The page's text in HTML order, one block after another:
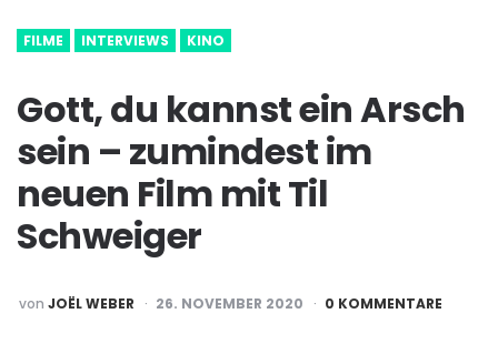
FILME INTERVIEWS KINO
Gott, du kannst ein Arsch
sein – zumindest im
neuen Film mit Til
Schweiger
POSTED
BY
von JOËL WEBER 26. NOVEMBER 2020 0 KOMMENTARE